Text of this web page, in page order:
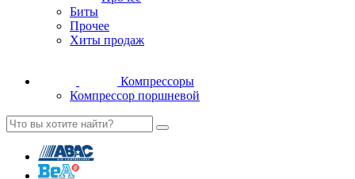
Биты
Прочее
Хиты продаж
Компрессоры
Компрессор поршневой